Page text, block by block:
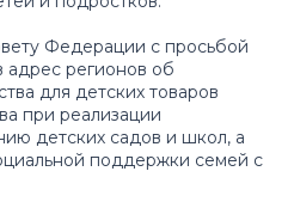
Федерации с просьбой
адрес регионов об
для детских товаров
при реализации
детских садов и школ, а
поддержки семей с